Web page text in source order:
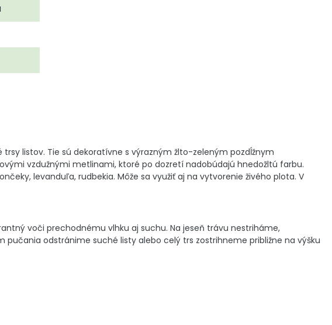
trsy listov. Tie sú dekoratívne s výrazným žlto-zeleným pozdĺžnym
vzdužnými metlinami, ktoré po dozretí nadobúdajú hnedožltú farbu.
levanduľa, rudbekia. Môže sa využiť aj na vytvorenie živého plota. V
voči prechodnému vlhku aj suchu. Na jeseň trávu nestriháme,
odstránime suché listy alebo celý trs zostrihneme približne na výšku